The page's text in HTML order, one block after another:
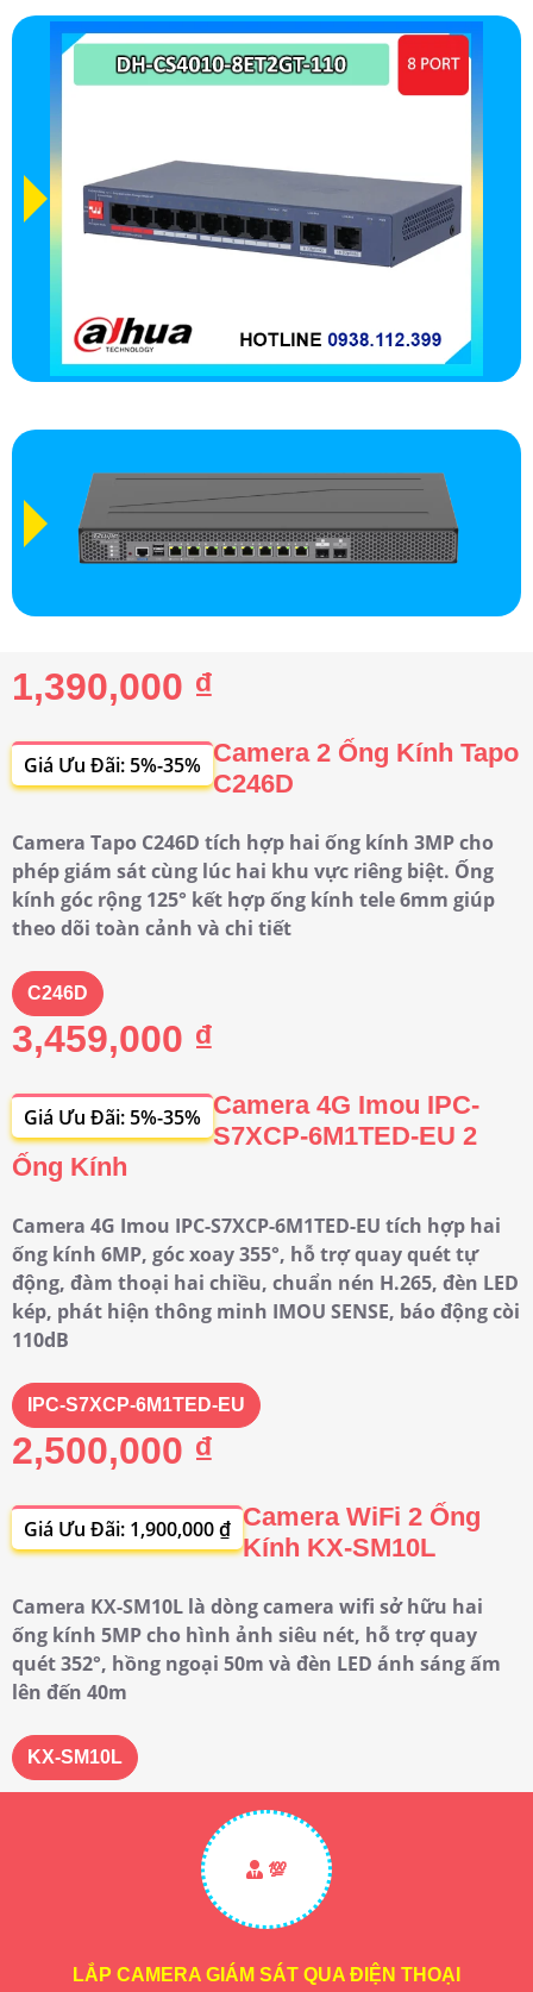
1,390,000 ₫
Giá Ưu Đãi: 5%-35% Camera 2 Ống Kính Tapo
C246D
Camera Tapo C246D tích hợp hai ống kính 3MP cho
phép giám sát cùng lúc hai khu vực riêng biệt. Ống
kính góc rộng 125° kết hợp ống kính tele 6mm giúp
theo dõi toàn cảnh và chi tiết
C246D
3,459,000 ₫
Giá Ưu Đãi: 5%-35% Camera 4G Imou IPC-
S7XCP-6M1TED-EU 2
Ống Kính
Camera 4G Imou IPC-S7XCP-6M1TED-EU tích hợp hai
ống kính 6MP, góc xoay 355°, hỗ trợ quay quét tự
động, đàm thoại hai chiều, chuẩn nén H.265, đèn LED
kép, phát hiện thông minh IMOU SENSE, báo động còi
110dB
IPC-S7XCP-6M1TED-EU
2,500,000 ₫
Giá Ưu Đãi: 1,900,000 ₫ Camera WiFi 2 Ống
Kính KX-SM10L
Camera KX-SM10L là dòng camera wifi sở hữu hai
ống kính 5MP cho hình ảnh siêu nét, hỗ trợ quay
quét 352°, hồng ngoại 50m và đèn LED ánh sáng ấm
lên đến 40m
KX-SM10L
💯
LẮP CAMERA GIÁM SÁT QUA ĐIỆN THOẠI